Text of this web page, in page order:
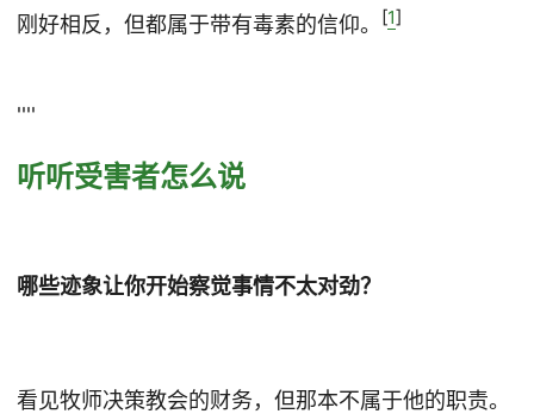
刚好相反，但都属于带有毒素的信仰。
[1]
''''
听听受害者怎么说
哪些迹象让你开始察觉事情不太对劲？
看见牧师决策教会的财务，但那本不属于他的职责。